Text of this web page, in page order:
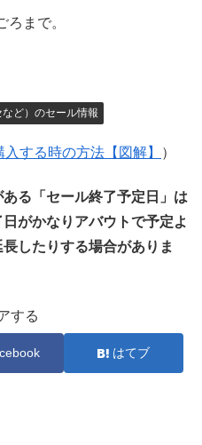
まで。
ど）のセール情報
する時の方法【図解】 ）
る「セール終了予定日」は
がかなりアバウトで予定よ
したりする場合がありま
する
はてブ